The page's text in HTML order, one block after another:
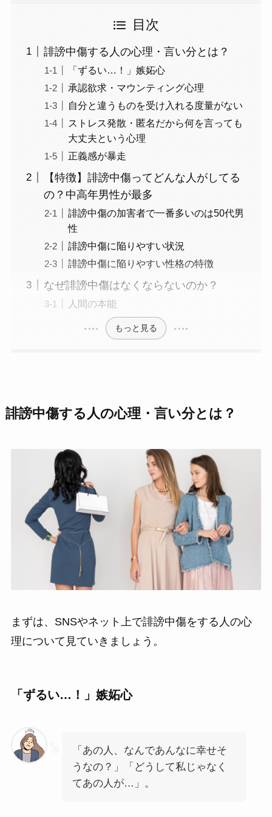
目次
誹謗中傷する人の心理・言い分とは？
「ずるい…！」嫉妬心
承認欲求・マウンティング心理
自分と違うものを受け入れる度量がない
ストレス発散・匿名だから何を言っても
大丈夫という心理
正義感が暴走
【特徴】誹謗中傷ってどんな人がしてる
の？中高年男性が最多
誹謗中傷の加害者で一番多いのは50代男
性
誹謗中傷に陥りやすい状況
誹謗中傷に陥りやすい性格の特徴
なぜ誹謗中傷はなくならないのか？
人間の本能
もっと見る
誹謗中傷する人の心理・言い分とは？
まずは、SNSやネット上で誹謗中傷をする人の心
理について見ていきましょう。
「ずるい…！」嫉妬心
「あの人、なんであんなに幸せそ
うなの？」「どうして私じゃなく
てあの人が…」。